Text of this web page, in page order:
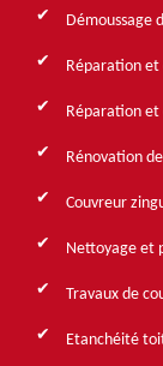
Démoussage
Réparation
Réparation
Rénovation
Couvreur
Nettoyage et
Travaux de
Etanchéité